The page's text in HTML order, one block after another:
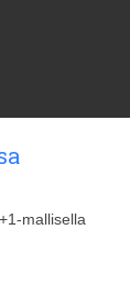
mallisella